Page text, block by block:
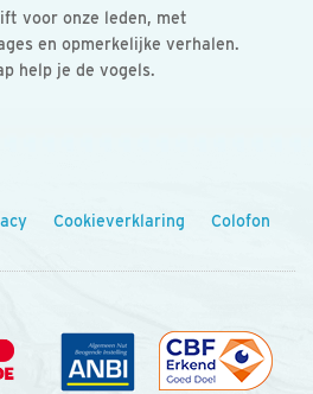
voor onze leden, met
en opmerkelijke verhalen.
help je de vogels.
Cookieverklaring Colofon